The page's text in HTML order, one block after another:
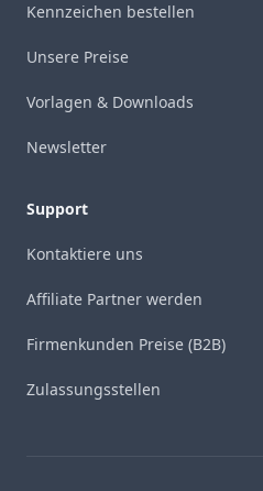
Kennzeichen bestellen
Unsere Preise
Vorlagen & Downloads
Newsletter
Support
Kontaktiere uns
Affiliate Partner werden
Firmenkunden Preise (B2B)
Zulassungsstellen